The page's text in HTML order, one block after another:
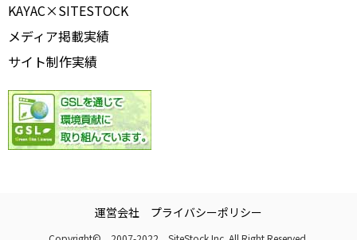
KAYAC×SITESTOCK
メディア掲載実績
サイト制作実績
運営会社 プライバシーポリシー